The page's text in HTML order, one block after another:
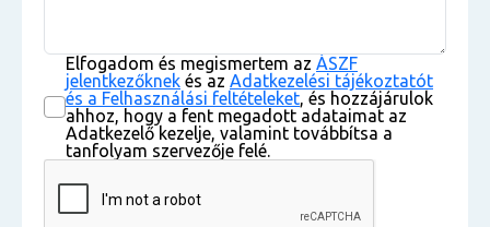
Elfogadom és megismertem az ÁSZF
jelentkezőknek és az Adatkezelési tájékoztatót
és a Felhasználási feltételeket, és hozzájárulok
ahhoz, hogy a fent megadott adataimat az
Adatkezelő kezelje, valamint továbbítsa a
tanfolyam szervezője felé.